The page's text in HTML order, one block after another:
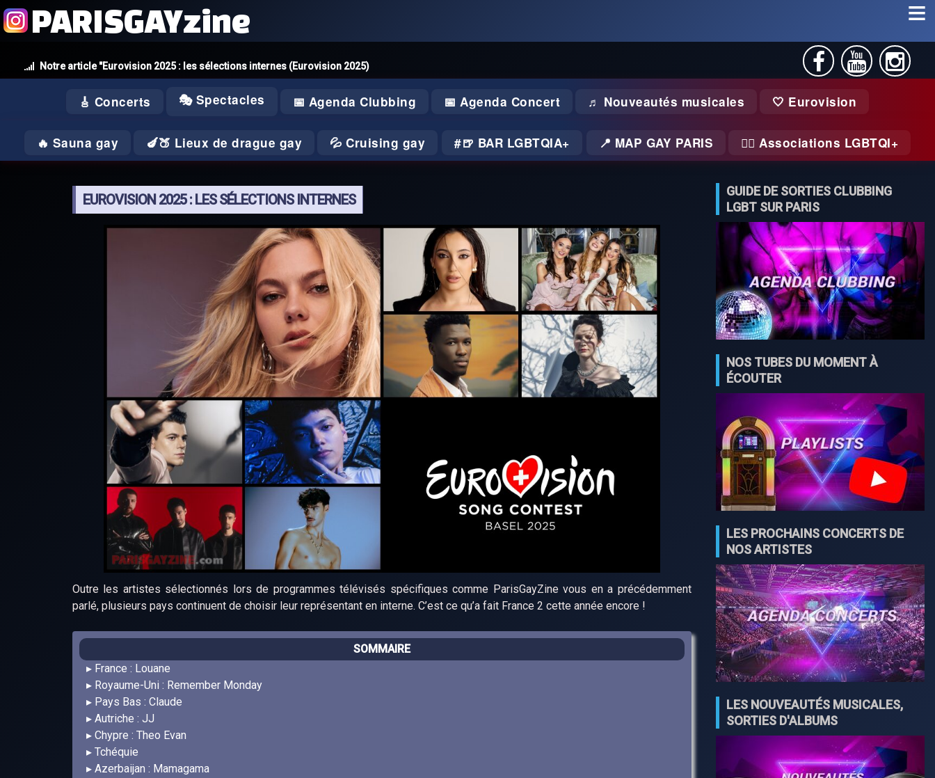
Notre article "Eurovision 2025 : les sélections internes (Eurovision 2025)
PARISGAYzine
🎸 Concerts 🎭 Spectacles 📅 Agenda Clubbing 📅 Agenda Concert ♬ Nouveautés musicales 🤍 Eurovision
🔥 Sauna gay 🍆🍑 Lieux de drague gay 💦 Cruising gay 🍺 BAR LGBTQIA+ 📍 MAP GAY PARIS 🏃‍♂️ Associations LGBTQI+
EUROVISION 2025 : LES SÉLECTIONS INTERNES
Outre les artistes sélectionnés lors de programmes télévisés spécifiques comme ParisGayZine vous en a précédemment
parlé, plusieurs pays continuent de choisir leur représentant en interne. C’est ce qu’a fait France 2 cette année encore !
SOMMAIRE
France : Louane
Royaume-Uni : Remember Monday
Pays Bas : Claude
Autriche : JJ
Chypre : Theo Evan
Tchéquie
Azerbaijan : Mamagama
GUIDE DE SORTIES CLUBBING
LGBT SUR PARIS
NOS TUBES DU MOMENT À
ÉCOUTER
LES PROCHAINS CONCERTS DE
NOS ARTISTES
LES NOUVEAUTÉS MUSICALES,
SORTIES D'ALBUMS